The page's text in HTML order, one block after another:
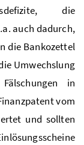
die
auch dadurch,
die Bankozettel
Umwechslung
in
vom
und sollten